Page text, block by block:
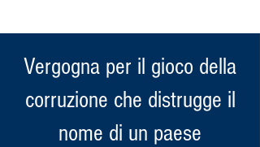
Vergogna per il gioco della
corruzione che distrugge il
nome di un paese